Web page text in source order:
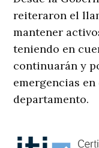
reiteraron el
mantener
teniendo en
continuarán y
emergencias
departamento.